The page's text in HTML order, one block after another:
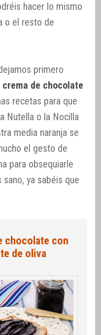
hacer lo mismo
o el resto de
primero
crema de chocolate
recetas para que
Nutella o la Nocilla
media naranja se
el gesto de
para obsequiarle
ya sabéis que
chocolate con
de oliva